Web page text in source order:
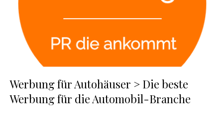
Werbung für Autohäuser > Die beste
Werbung für die Automobil-Branche